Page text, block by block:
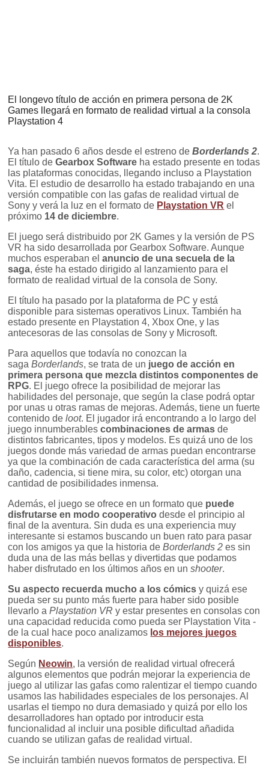
El longevo título de acción en primera persona de 2K
Games llegará en formato de realidad virtual a la consola
Playstation 4
Ya han pasado 6 años desde el estreno deBorderlands 2.
El título deGearbox Software ha estado presente en todas
las plataformas conocidas, llegando incluso a Playstation
Vita. El estudio de desarrollo ha estado trabajando en una
versión compatible con las gafas de realidad virtual de
Sony y verá la luz en el formato de Playstation VR el
próximo 14 de diciembre.
El juego será distribuido por 2K Games y la versión de PS
VR ha sido desarrollada por Gearbox Software. Aunque
muchos esperaban elanuncio de una secuela de la
saga, éste ha estado dirigido al lanzamiento para el
formato de realidad virtual de la consola de Sony.
El título ha pasado por la plataforma de PC y está
disponible para sistemas operativos Linux. También ha
estado presente en Playstation 4, Xbox One, y las
antecesoras de las consolas de Sony y Microsoft.
Para aquellos que todavía no conozcan la
sagaBorderlands, se trata de un juego de acción en
primera persona que mezcla distintos componentes de
RPG. El juego ofrece la posibilidad de mejorar las
habilidades del personaje, que según la clase podrá optar
por unas u otras ramas de mejoras. Además, tiene un fuerte
contenido deloot. El jugador irá encontrando a lo largo del
juego innumberablescombinaciones de armas de
distintos fabricantes, tipos y modelos. Es quizá uno de los
juegos donde más variedad de armas puedan encontrarse
ya que la combinación de cada característica del arma (su
daño, cadencia, si tiene mira, su color, etc) otorgan una
cantidad de posibilidades inmensa.
Además, el juego se ofrece en un formato que puede
disfrutarse en modo cooperativo desde el principio al
final de la aventura. Sin duda es una experiencia muy
interesante si estamos buscando un buen rato para pasar
con los amigos ya que la historia deBorderlands 2 es sin
duda una de las más bellas y divertidas que podamos
haber disfrutado en los últimos años en unshooter.
Su aspecto recuerda mucho a los cómics y quizá ese
pueda ser su punto más fuerte para haber sido posible
llevarlo aPlaystation VR y estar presentes en consolas con
una capacidad reducida como pueda ser Playstation Vita -
de la cual hace poco analizamos los mejores juegos
disponibles.
Según Neowin, la versión de realidad virtual ofrecerá
algunos elementos que podrán mejorar la experiencia de
juego al utilizar las gafas como ralentizar el tiempo cuando
usamos las habilidades especiales de los personajes. Al
usarlas el tiempo no dura demasiado y quizá por ello los
desarrolladores han optado por introducir esta
funcionalidad al incluir una posible dificultad añadida
cuando se utilizan gafas de realidad virtual.
Se incluirán también nuevos formatos de perspectiva. El